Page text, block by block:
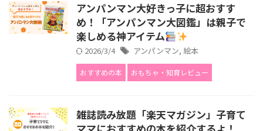
アンパンマン大好きっ子に超おすす
め！「アンパンマン大図鑑」は親子で
楽しめる神アイテム
2026/3/4 アンパンマン, 絵本
おすすめの本 おもちゃ・知育レビュー
雑誌読み放題「楽天マガジン」子育て